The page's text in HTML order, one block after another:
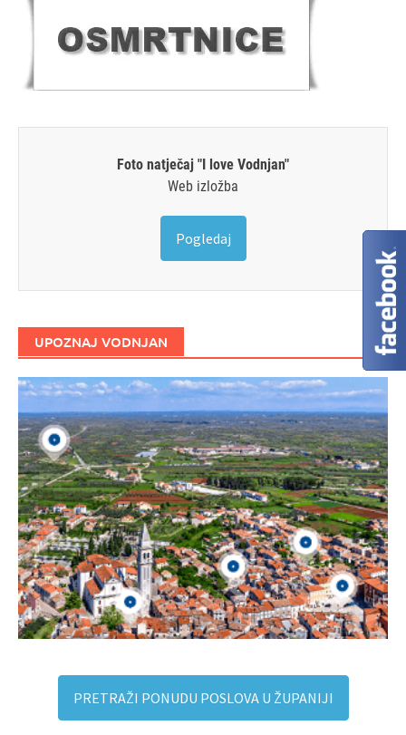
Foto natječaj "I love Vodnjan"
Web izložba
Pogledaj
UPOZNAJ VODNJAN
PRETRAŽI PONUDU POSLOVA U ŽUPANIJI